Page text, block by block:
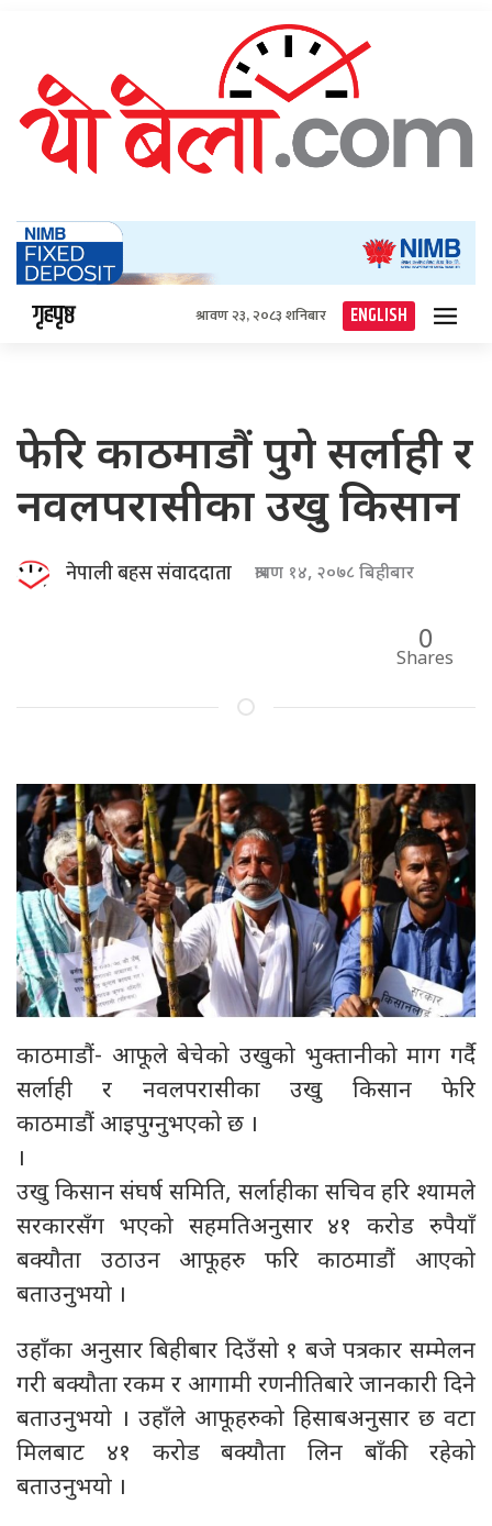
गृहपृष्ठ श्रावण २३, २०८३ शनिबार ENGLISH
फेरि काठमाडौं पुगे सर्लाही र
नवलपरासीका उखु किसान
नेपाली बहस संवाददाता श्रावण १४, २०७८ बिहीबार
0
Shares
काठमाडौं- आफूले बेचेको उखुको भुक्तानीको माग गर्दै
सर्लाही र नवलपरासीका उखु किसान फेरि
काठमाडौं आइपुग्नुभएको छ ।
।
उखु किसान संघर्ष समिति, सर्लाहीका सचिव हरि श्यामले
सरकारसँग भएको सहमतिअनुसार ४१ करोड रुपैयाँ
बक्यौता उठाउन आफूहरु फरि काठमाडौं आएको
बताउनुभयो ।
उहाँका अनुसार बिहीबार दिउँसो १ बजे पत्रकार सम्मेलन
गरी बक्यौता रकम र आगामी रणनीतिबारे जानकारी दिने
बताउनुभयो । उहाँले आफूहरुको हिसाबअनुसार छ वटा
मिलबाट ४१ करोड बक्यौता लिन बाँकी रहेको
बताउनुभयो ।